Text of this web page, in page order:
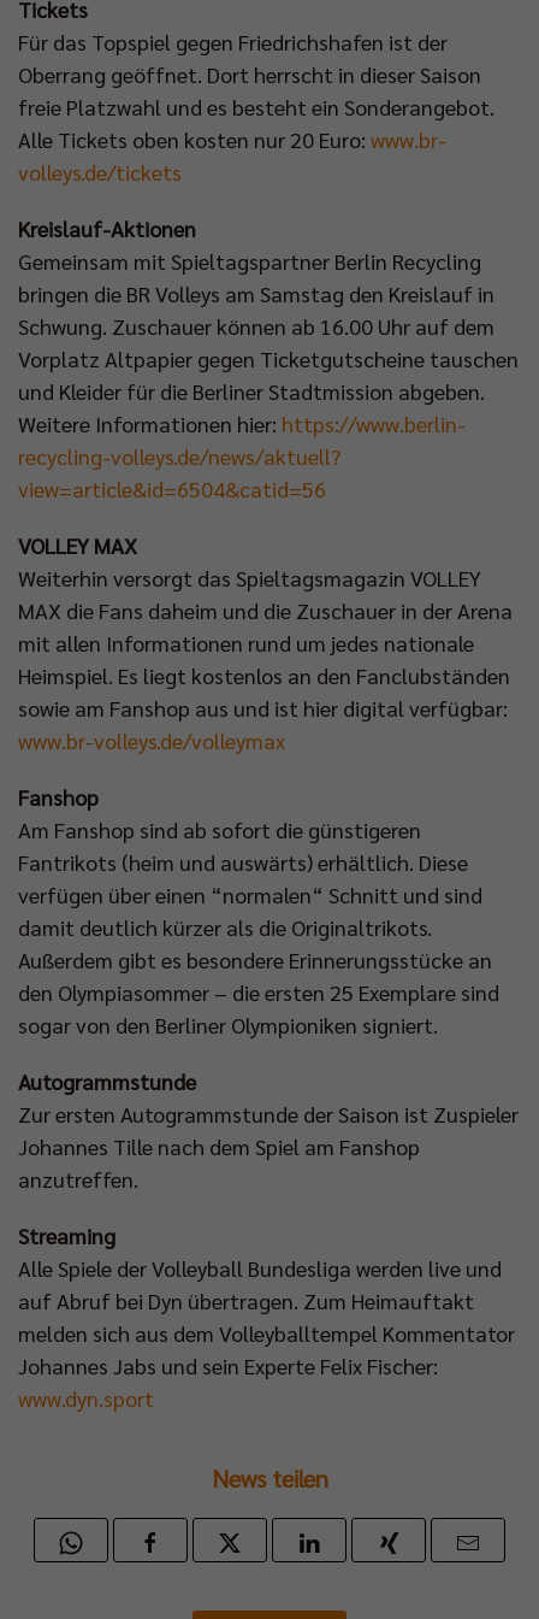
Tickets
Für das Topspiel gegen Friedrichshafen ist der
Oberrang geöffnet. Dort herrscht in dieser Saison
freie Platzwahl und es besteht ein Sonderangebot.
Alle Tickets oben kosten nur 20 Euro: www.br-
volleys.de/tickets
Kreislauf-Aktionen
Gemeinsam mit Spieltagspartner Berlin Recycling
bringen die BR Volleys am Samstag den Kreislauf in
Schwung. Zuschauer können ab 16.00 Uhr auf dem
Vorplatz Altpapier gegen Ticketgutscheine tauschen
und Kleider für die Berliner Stadtmission abgeben.
Weitere Informationen hier: https://www.berlin-
recycling-volleys.de/news/aktuell?
view=article&id=6504&catid=56
VOLLEY MAX
Weiterhin versorgt das Spieltagsmagazin VOLLEY
MAX die Fans daheim und die Zuschauer in der Arena
mit allen Informationen rund um jedes nationale
Heimspiel. Es liegt kostenlos an den Fanclubständen
sowie am Fanshop aus und ist hier digital verfügbar:
www.br-volleys.de/volleymax
Fanshop
Am Fanshop sind ab sofort die günstigeren
Fantrikots (heim und auswärts) erhältlich. Diese
verfügen über einen “normalen“ Schnitt und sind
damit deutlich kürzer als die Originaltrikots.
Außerdem gibt es besondere Erinnerungsstücke an
den Olympiasommer – die ersten 25 Exemplare sind
sogar von den Berliner Olympioniken signiert.
Autogrammstunde
Zur ersten Autogrammstunde der Saison ist Zuspieler
Johannes Tille nach dem Spiel am Fanshop
anzutreffen.
Streaming
Alle Spiele der Volleyball Bundesliga werden live und
auf Abruf bei Dyn übertragen. Zum Heimauftakt
melden sich aus dem Volleyballtempel Kommentator
Johannes Jabs und sein Experte Felix Fischer:
www.dyn.sport
News teilen